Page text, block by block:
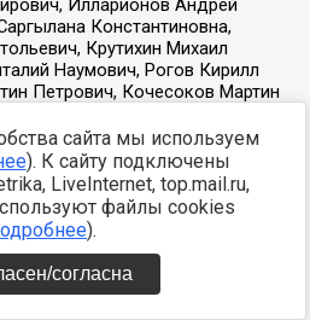
сайта мы используем
). К сайту подключены
LiveInternet, top.mail.ru,
файлы cookies
).
согласна